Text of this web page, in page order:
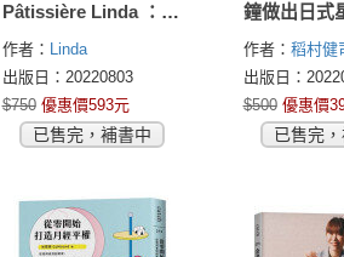
Pâtissière Linda ：跟
著台法國際甜點交流
推手 Linda， 一起感
受法式甜點的美好! 從
經典、地方傳統到創
新， 法式甜點在家也
作者： Linda
出版日：20220803
$750 優惠價593元
已售完，補書中
鐘做出日式
當：跨國餐
培訓專家，
地食材為忙
造幸福便當
作者： 稻村健
出版日：
$500 優惠價
已售完